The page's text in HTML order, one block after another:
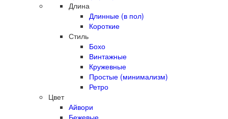
Длина
Длинные (в пол)
Короткие
Стиль
Бохо
Винтажные
Кружевные
Простые (минимализм)
Ретро
Цвет
Айвори